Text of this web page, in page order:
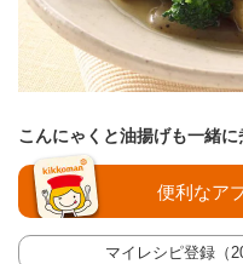
こんにゃくと油揚げも一緒に
マイレシピ登録（
便利なア